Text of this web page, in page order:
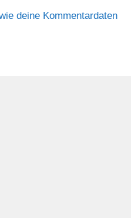
deine Kommentardaten